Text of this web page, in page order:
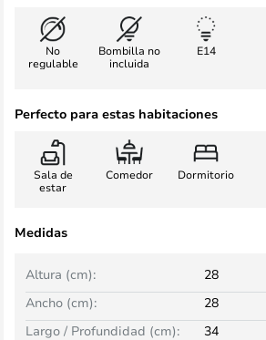
No
regulable
Bombilla no
incluida
E14
Perfecto para estas habitaciones
Sala de
estar
Comedor Dormitorio
Medidas
Ancho (cm): 28
Altura (cm): 28
Largo / Profundidad (cm): 34